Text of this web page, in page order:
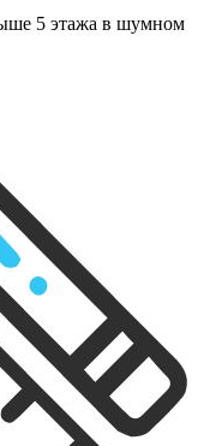
5 этажа в шумном